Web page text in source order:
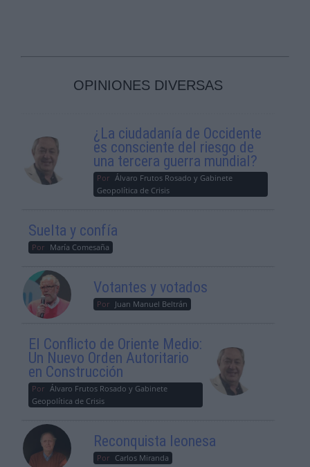
OPINIONES DIVERSAS
¿La ciudadanía de Occidente
es consciente del riesgo de
una tercera guerra mundial?
Por Álvaro Frutos Rosado y Gabinete
Geopolítica de Crisis
Suelta y confía
Por María Comesaña
Votantes y votados
Por Juan Manuel Beltrán
El Conflicto de Oriente Medio:
Un Nuevo Orden Autoritario
en Construcción
Por Álvaro Frutos Rosado y Gabinete
Geopolítica de Crisis
Reconquista leonesa
Por Carlos Miranda